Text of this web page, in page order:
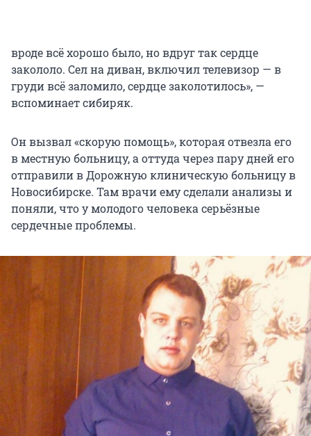
вроде всё хорошо было, но вдруг так сердце
закололо. Сел на диван, включил телевизор — в
груди всё заломило, сердце заколотилось», —
вспоминает сибиряк.
Он вызвал «скорую помощь», которая отвезла его
в местную больницу, а оттуда через пару дней его
отправили в Дорожную клиническую больницу в
Новосибирске. Там врачи ему сделали анализы и
поняли, что у молодого человека серьёзные
сердечные проблемы.